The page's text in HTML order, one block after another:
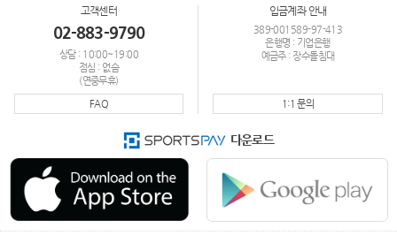
고객센터
02-883-9790
상담 : 10:00~19:00
점심 : 없슴
(연중무휴)
FAQ
입금계좌 안내
389-001589-97-413
은행명 : 기업은행
예금주 : 장수돌침대
1:1 문의
다운로드